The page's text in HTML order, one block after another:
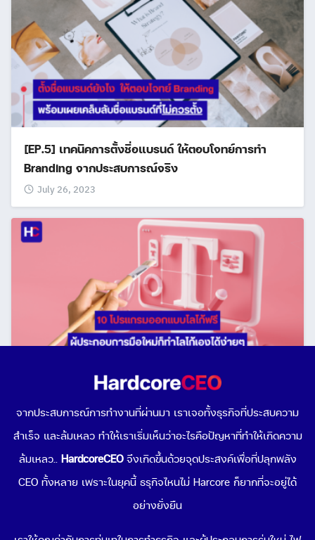
[EP.5] เทคนิคการตั้งชื่อแบรนด์ ให้ตอบโจทย์การทำ
Branding จากประสบการณ์จริง
July 26, 2023
10 โปรแกรมออกแบบโลโก้ฟรี ผู้ประกอบการมือใหม่ก็ทำ
โลโก้เองได้ง่ายๆ
May 24, 2023
จากประสบการณ์การทำงานที่ผ่านมา เราเจอทั้งธุรกิจที่ประสบความ
สำเร็จ และล้มเหลว ทำให้เราเริ่มเห็นว่าอะไรคือปัญหาที่ทำให้เกิดความ
ล้มเหลว.. HardcoreCEOจึงเกิดขึ้นด้วยจุดประสงค์เพื่อที่ปลุกพลัง
CEO ทั้งหลาย เพราะในยุคนี้ ธรุกิจไหนไม่ Harcore ก็ยากที่จะอยู่ได้
อย่างยั่งยืน